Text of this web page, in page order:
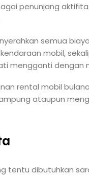
penunjang
semua
mobil,
mengganti dengan
rental mobil
ataupun
tentu dibutuhkan